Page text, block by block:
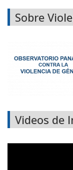
Sobre
Videos de